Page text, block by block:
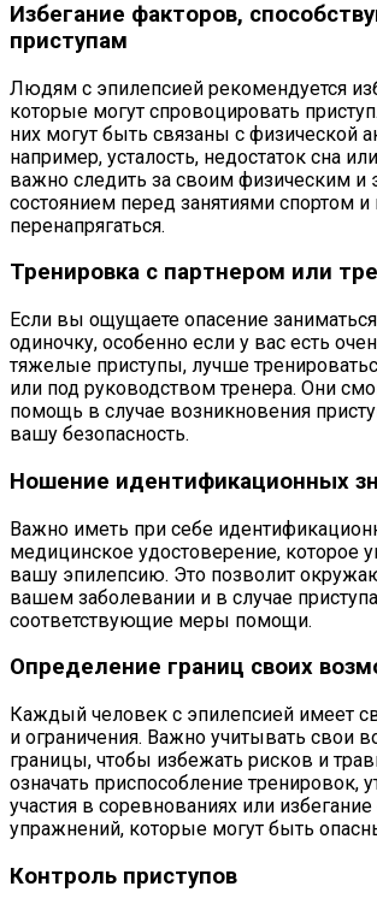
Избегание факторов,
приступам
Людям с эпилепсией рекомендуется
которые могут спровоцировать
них могут быть связаны с физической
например, усталость, недостаток сна
важно следить за своим физическим
состоянием перед занятиями спортом и
перенапрягаться.
Тренировка с партнером или
Если вы ощущаете опасение
одиночку, особенно если у вас есть
тяжелые приступы, лучше
или под руководством тренера. Они
помощь в случае возникновения
вашу безопасность.
Ношение идентификационных
Важно иметь при себе
медицинское удостоверение, которое
вашу эпилепсию. Это позволит
вашем заболевании и в случае
соответствующие меры помощи.
Определение границ своих
Каждый человек с эпилепсией имеет
и ограничения. Важно учитывать свои
границы, чтобы избежать рисков и
означать приспособление тренировок,
участия в соревнованиях или
упражнений, которые могут быть
Контроль приступов